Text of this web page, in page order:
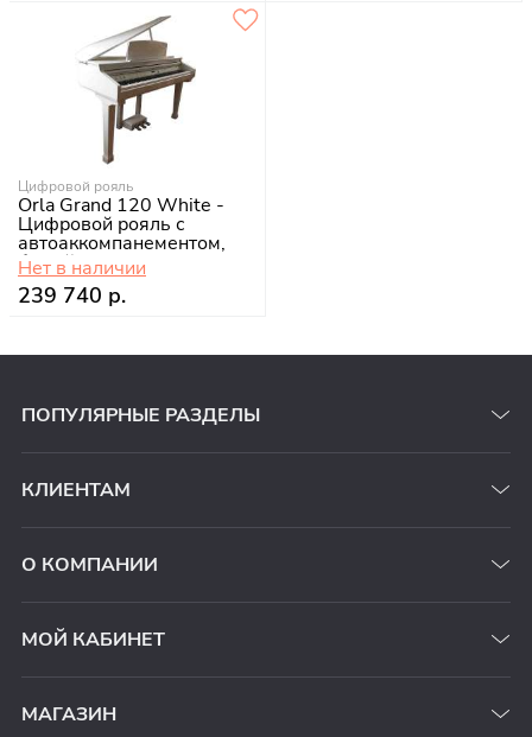
Цифровой рояль
Orla Grand 120 White -
Цифровой рояль с
автоаккомпанементом,
белый
Нет в наличии
239 740 р.
ПОПУЛЯРНЫЕ РАЗДЕЛЫ
КЛИЕНТАМ
О КОМПАНИИ
МОЙ КАБИНЕТ
МАГАЗИН